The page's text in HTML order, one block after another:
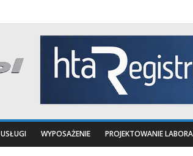
USŁUGI WYPOSAŻENIE PROJEKTOWANIE